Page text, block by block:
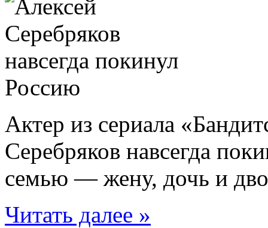
Актер из сериала
Серебряков навсегда
семью — жену, дочь и
Читать далее »